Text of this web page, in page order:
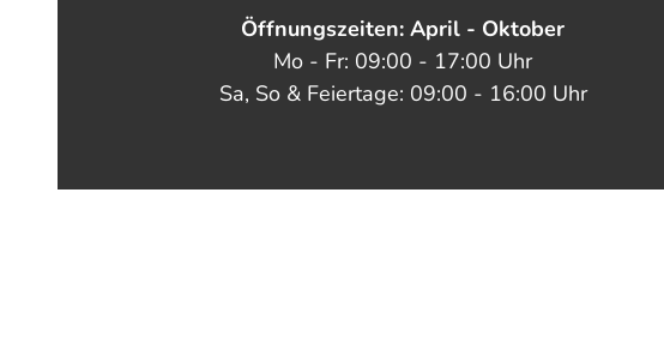
Öffnungszeiten: April - Oktober
Mo - Fr: 09:00 - 17:00 Uhr
Sa, So & Feiertage: 09:00 - 16:00 Uhr